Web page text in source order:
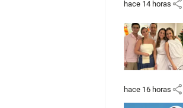
hace 14 horas share
hace 16 horas share